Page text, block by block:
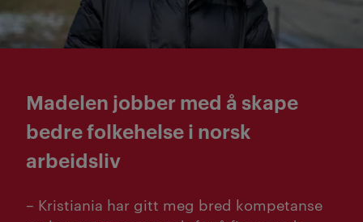
Madelen jobber med å skape
bedre folkehelse i norsk
arbeidsliv
– Kristiania har gitt meg bred kompetanse